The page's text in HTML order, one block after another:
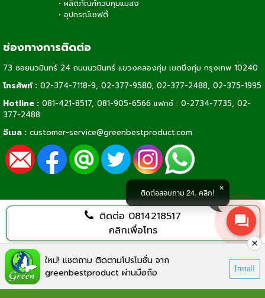
• ผลิตภัณฑ์ควบคุมแมลง
• อุปกรณ์เซฟตี้
ช่องทางการติดต่อ
73 ซอยนวมินทร์ 24 ถนนนวมินทร์ แขวงคลองกุ่ม เขตบึงกุ่ม กรุงเทพ 10240
โทรศัพท์ : 02-374-7118-9, 02-377-9580, 02-377-2488, 02-375-1995
Hotline : 081-421-8517, 081-905-6566 แฟกซ์ : 0-2734-7735, 02-
377-2488
อีเมล : customer-service@greenbestproduct.com
ติดต่อ 0814218517
คลิกเพื่อโทร
Visitors: 626,334
ใหม่! แชตถาม ติดตามโปรโมชั่น จาก
greenbestproduct ผ่านมือถือ
Install
ติดต่อสอบถาม 24. คลิก!